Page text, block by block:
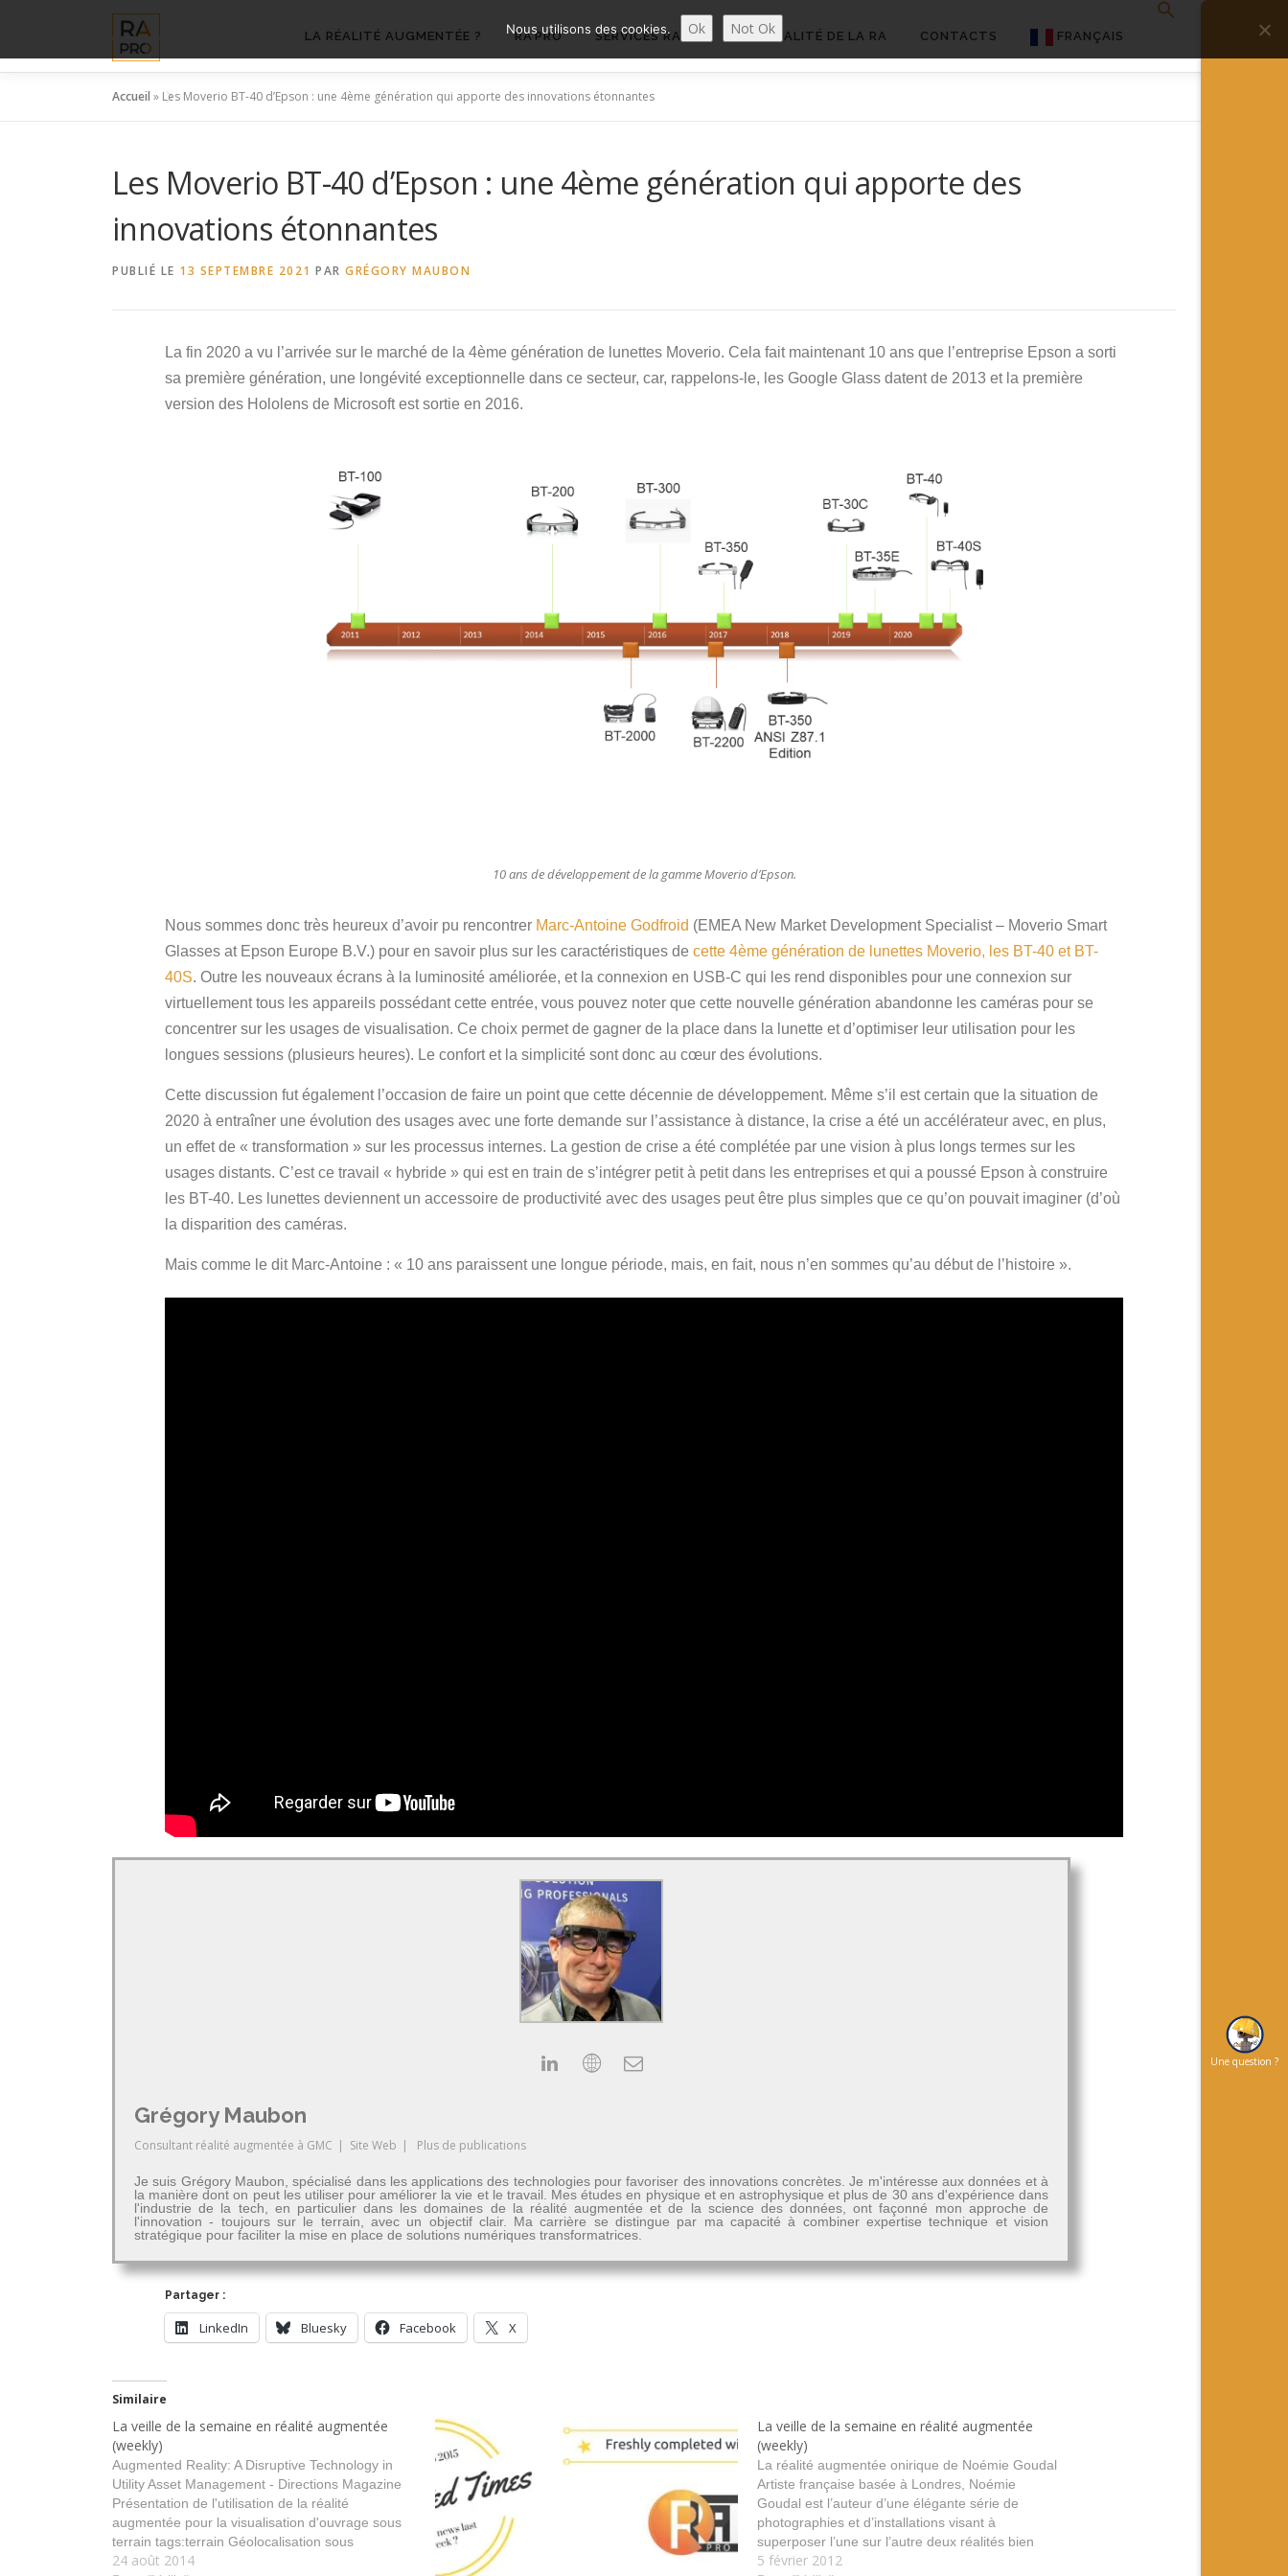
contenu
LA RÉALITÉ AUGMENTÉE ? RA’PRO SERVICES RA’PRO ACTUALITÉ DE LA RA CONTACTS FRANÇAIS
Accueil » Les Moverio BT-40 d’Epson : une 4ème génération qui apporte des innovations étonnantes
Les Moverio BT-40 d’Epson : une 4ème génération qui apporte des
innovations étonnantes
PUBLIÉ LE 13 SEPTEMBRE 2021 PAR GRÉGORY MAUBON
La fin 2020 a vu l’arrivée sur le marché de la 4ème génération de lunettes Moverio. Cela fait maintenant 10 ans que l’entreprise Epson a sorti
sa première génération, une longévité exceptionnelle dans ce secteur, car, rappelons-le, les Google Glass datent de 2013 et la première
version des Hololens de Microsoft est sortie en 2016.
10 ans de développement de la gamme Moverio d’Epson.
Nous sommes donc très heureux d’avoir pu rencontrer Marc-Antoine Godfroid (EMEA New Market Development Specialist – Moverio Smart
Glasses at Epson Europe B.V.) pour en savoir plus sur les caractéristiques de cette 4ème génération de lunettes Moverio, les BT-40 et BT-
40S. Outre les nouveaux écrans à la luminosité améliorée, et la connexion en USB-C qui les rend disponibles pour une connexion sur
virtuellement tous les appareils possédant cette entrée, vous pouvez noter que cette nouvelle génération abandonne les caméras pour se
concentrer sur les usages de visualisation. Ce choix permet de gagner de la place dans la lunette et d’optimiser leur utilisation pour les
longues sessions (plusieurs heures). Le confort et la simplicité sont donc au cœur des évolutions.
Cette discussion fut également l’occasion de faire un point que cette décennie de développement. Même s’il est certain que la situation de
2020 à entraîner une évolution des usages avec une forte demande sur l’assistance à distance, la crise a été un accélérateur avec, en plus,
un effet de « transformation » sur les processus internes. La gestion de crise a été complétée par une vision à plus longs termes sur les
usages distants. C’est ce travail « hybride » qui est en train de s’intégrer petit à petit dans les entreprises et qui a poussé Epson à construire
les BT-40. Les lunettes deviennent un accessoire de productivité avec des usages peut être plus simples que ce qu’on pouvait imaginer (d’où
la disparition des caméras.
Mais comme le dit Marc-Antoine : « 10 ans paraissent une longue période, mais, en fait, nous n’en sommes qu’au début de l’histoire ».
Grégory Maubon
Consultant réalité augmentée à GMC | Site Web | Plus de publications
Je suis Grégory Maubon, spécialisé dans les applications des technologies pour favoriser des innovations concrètes. Je m'intéresse aux données et à
la manière dont on peut les utiliser pour améliorer la vie et le travail. Mes études en physique et en astrophysique et plus de 30 ans d'expérience dans
l'industrie de la tech, en particulier dans les domaines de la réalité augmentée et de la science des données, ont façonné mon approche de
l'innovation - toujours sur le terrain, avec un objectif clair. Ma carrière se distingue par ma capacité à combiner expertise technique et vision
stratégique pour faciliter la mise en place de solutions numériques transformatrices.
Partager :
LinkedIn Bluesky Facebook X
Similaire
La veille de la semaine en réalité augmentée
(weekly)
Augmented Reality: A Disruptive Technology in
Utility Asset Management - Directions Magazine
Présentation de l'utilisation de la réalité
augmentée pour la visualisation d'ouvrage sous
terrain tags:terrain Géolocalisation sous
construction chantier Augmented reality glasses
24 août 2014
La veille de la semaine en réalité augmentée
(weekly)
La réalité augmentée onirique de Noémie Goudal
Artiste française basée à Londres, Noémie
Goudal est l’auteur d’une élégante série de
photographies et d’installations visant à
superposer l’une sur l’autre deux réalités bien
distinctes. tags: Artiste Exposition Noémie Goudal
5 février 2012
Une question ?
Nous utilisons des cookies. Ok Not Ok